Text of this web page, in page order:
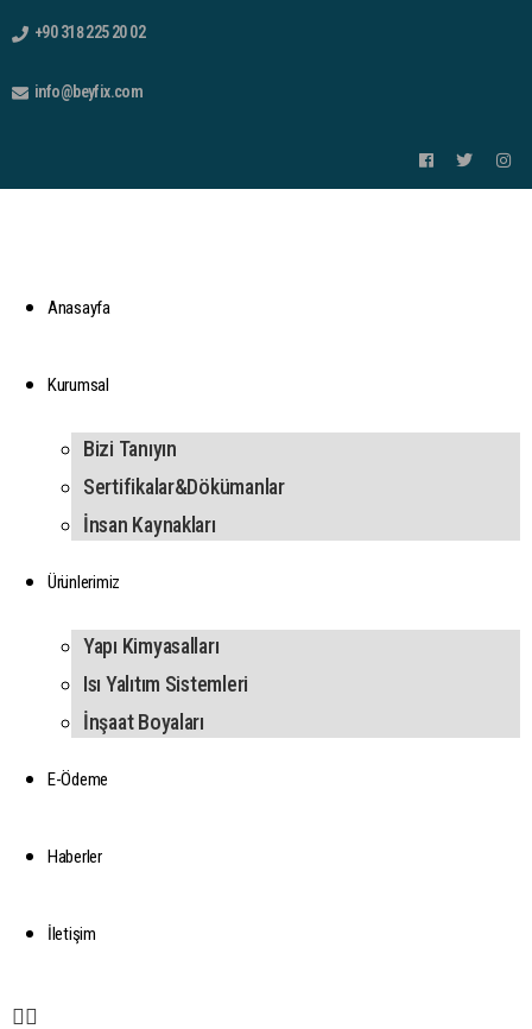
+90 318 225 20 02
info@beyfix.com
Anasayfa
Kurumsal
Bizi Tanıyın
Sertifikalar&Dökümanlar
İnsan Kaynakları
Ürünlerimiz
Yapı Kimyasalları
Isı Yalıtım Sistemleri
İnşaat Boyaları
E-Ödeme
Haberler
İletişim